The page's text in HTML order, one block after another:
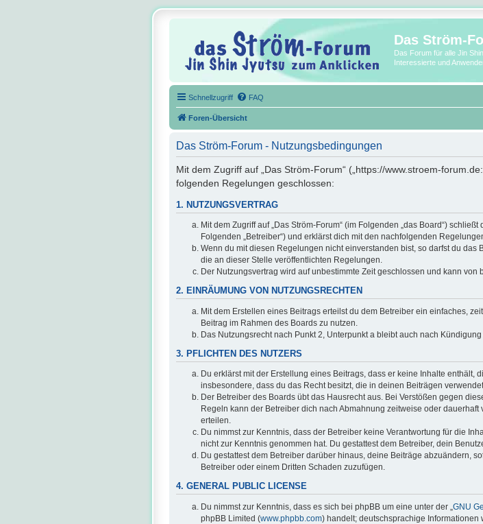
Das Ström-
Das Forum für alle Jin
Interessierte und
Schnellzugriff FAQ
Foren-Übersicht
Das Ström-Forum - Nutzungsbedingungen
Mit dem Zugriff auf „Das Ström-Forum“ („https://www.stroem-
folgenden Regelungen geschlossen:
1. NUTZUNGSVERTRAG
Mit dem Zugriff auf „Das Ström-Forum“ (im Folgenden „das Board“)
Folgenden „Betreiber“) und erklärst dich mit den nachfolgenden
Wenn du mit diesen Regelungen nicht einverstanden bist, so darfst du
die an dieser Stelle veröffentlichten Regelungen.
Der Nutzungsvertrag wird auf unbestimmte Zeit geschlossen und kann
2. EINRÄUMUNG VON NUTZUNGSRECHTEN
Mit dem Erstellen eines Beitrags erteilst du dem Betreiber ein einfaches,
Beitrag im Rahmen des Boards zu nutzen.
Das Nutzungsrecht nach Punkt 2, Unterpunkt a bleibt auch nach
3. PFLICHTEN DES NUTZERS
Du erklärst mit der Erstellung eines Beitrags, dass er keine Inhalte
insbesondere, dass du das Recht besitzt, die in deinen Beiträgen
Der Betreiber des Boards übt das Hausrecht aus. Bei Verstößen gegen
Regeln kann der Betreiber dich nach Abmahnung zeitweise oder
erteilen.
Du nimmst zur Kenntnis, dass der Betreiber keine Verantwortung für die
nicht zur Kenntnis genommen hat. Du gestattest dem Betreiber, dein
Du gestattest dem Betreiber darüber hinaus, deine Beiträge abzuändern,
Betreiber oder einem Dritten Schaden zuzufügen.
4. GENERAL PUBLIC LICENSE
Du nimmst zur Kenntnis, dass es sich bei phpBB um eine unter der „ GNU
phpBB Limited (www.phpbb.com) handelt; deutschsprachige